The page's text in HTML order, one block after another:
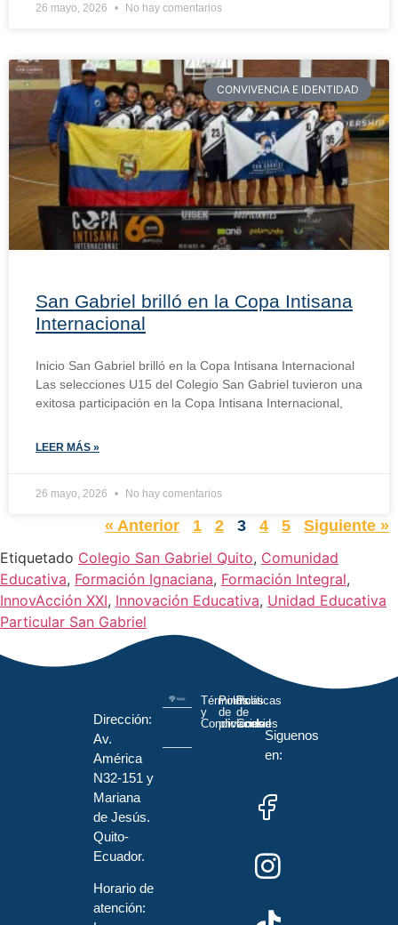
26 mayo, 2026 No hay comentarios
CONVIVENCIA E IDENTIDAD
San Gabriel brilló en la Copa Intisana
Internacional
Inicio San Gabriel brilló en la Copa Intisana Internacional
Las selecciones U15 del Colegio San Gabriel tuvieron una
exitosa participación en la Copa Intisana Internacional,
LEER MÁS »
26 mayo, 2026 No hay comentarios
« Anterior 1 2 3 4 5
Siguiente »
Etiquetado Colegio San Gabriel Quito, Comunidad
Educativa, Formación Ignaciana, Formación Integral,
InnovAcción XXI, Innovación Educativa, Unidad Educativa
Particular San Gabriel
Dirección:
Av.
América
N32-151 y
Mariana
de Jesús.
Quito-
Ecuador.
Horario de
atención:
Términos
y
Condiciones
Políticas
de
privacidad
Políticas
de
Cookies
Siguenos
en: